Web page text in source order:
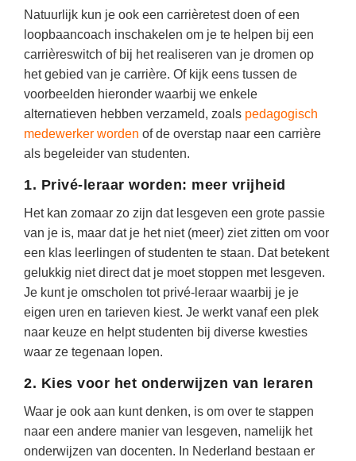
Seizoenen
Seksualiteit
Sinterklaas
Spelletjes
Sprookjes
Daltononderwijs
Schoolspullen
Onderwijsvacatures
Afscheidstekst collega
Studieschuld & Hypotheek
Middelbare school niveaus
Studenten laptop
Docentenplein nieuwsbrief
Nieuwsbrief archief
Onderwijs CV
Schoolvakanties
Huiswerkbegeleiding
Huiswerkbegeleider zoeken
Huiswerkbegeleider worden
Natuurlijk kun je ook een carrièretest doen of een
loopbaancoach inschakelen om je te helpen bij een
carrièreswitch of bij het realiseren van je dromen op
het gebied van je carrière. Of kijk eens tussen de
voorbeelden hieronder waarbij we enkele
alternatieven hebben verzameld, zoals pedagogisch
medewerker worden of de overstap naar een carrière
als begeleider van studenten.
1. Privé-leraar worden: meer vrijheid
Het kan zomaar zo zijn dat lesgeven een grote passie
van je is, maar dat je het niet (meer) ziet zitten om voor
een klas leerlingen of studenten te staan. Dat betekent
gelukkig niet direct dat je moet stoppen met lesgeven.
Je kunt je omscholen tot privé-leraar waarbij je je
eigen uren en tarieven kiest. Je werkt vanaf een plek
naar keuze en helpt studenten bij diverse kwesties
waar ze tegenaan lopen.
2. Kies voor het onderwijzen van leraren
Waar je ook aan kunt denken, is om over te stappen
naar een andere manier van lesgeven, namelijk het
onderwijzen van docenten. In Nederland bestaan er